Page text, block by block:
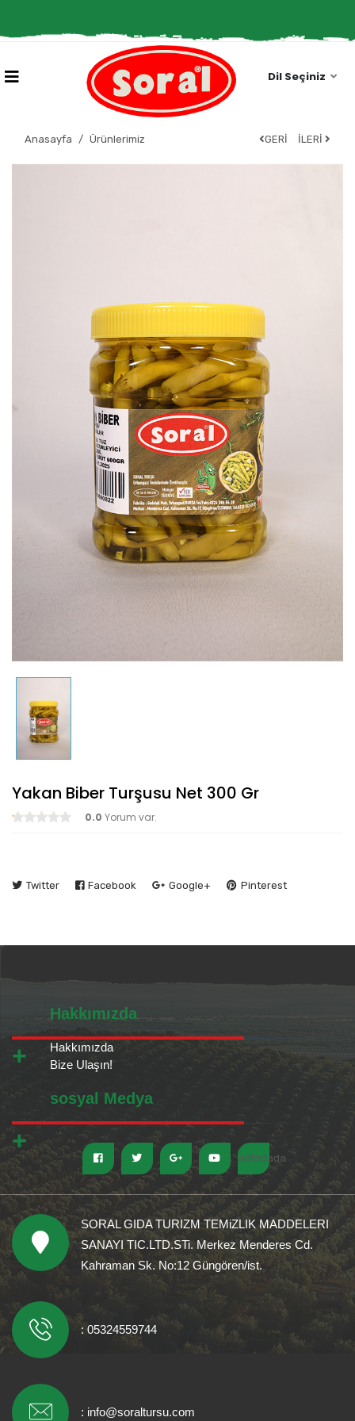
Dil Seçiniz
Anasayfa Ürünlerimiz GERİ İLERİ
Yakan Biber Turşusu Net 300 Gr
0.0 Yorum var.
Twitter Facebook Google+ Pinterest
Hakkımızda
Hakkımızda
Bize Ulaşın!
sosyal Medya
adfadada
SORAL GIDA TURIZM TEMiZLIK MADDELERI
SANAYI TIC.LTD.STi. Merkez Menderes Cd.
Kahraman Sk. No:12 Güngören/ist.
: 05324559744
: info@soraltursu.com